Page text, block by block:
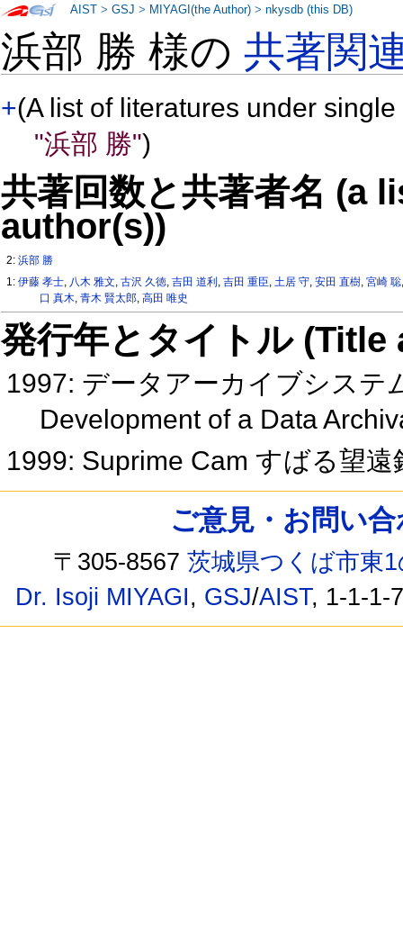
浜部 勝 様の共著関
+(A list of literatures under
"浜部 勝")
共著回数と共著者名 (a
author(s))
2:浜部 勝
1:伊藤 孝士, 八木 雅文,古沢 久徳,吉田 道利 ,吉田 重臣,土居 守,安田 直樹,宮崎 聡
口 真木, 青木 賢太郎, 高田 唯史
発行年とタイトル
1997: データアーカイブシステ
Development of a Data
1999: Suprime Cam すばる望
AIST >GSJ > MIYAGI(the Author) >nkysdb (this DB)
ご意見・お問い
〒305-8567茨城県つくば市東
Dr. Isoji MIYAGI, GSJ/AIST, 1-1-1-